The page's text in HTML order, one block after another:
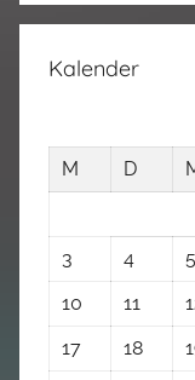
Kalender
M
D
3
4 5
10
11
17
18